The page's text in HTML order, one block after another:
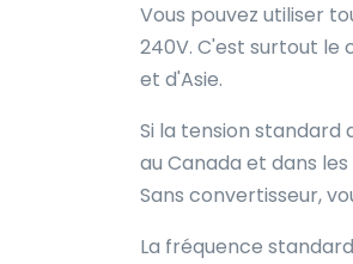
Vous pouvez utiliser
240V. C'est surtout le
et d'Asie.
Si la tension standard
au Canada et dans
Sans convertisseur,
La fréquence